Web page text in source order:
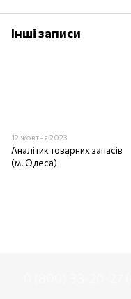
Інші записи
12 жовтня 2023
Аналітик товарних запасів
(м. Одеса)